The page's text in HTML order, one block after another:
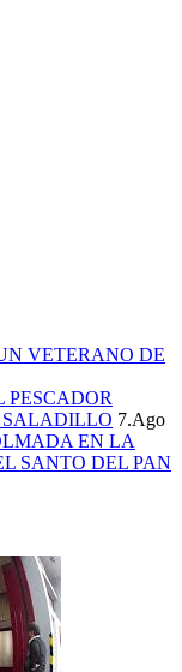
VETERANO DE
PESCADOR
SALADILLO 7.Ago
EN LA
SANTO DEL PAN